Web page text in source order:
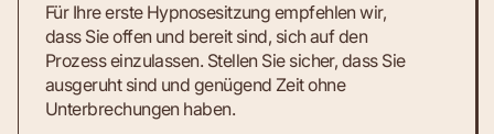
Für Ihre erste Hypnosesitzung empfehlen wir,
dass Sie offen und bereit sind, sich auf den
Prozess einzulassen. Stellen Sie sicher, dass Sie
ausgeruht sind und genügend Zeit ohne
Unterbrechungen haben.